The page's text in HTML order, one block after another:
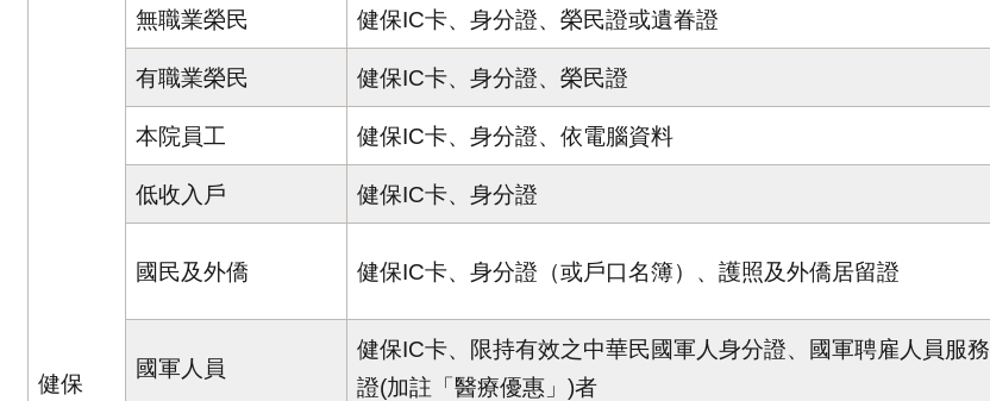
健保
無職業榮民 健保IC卡、身分證、榮民證或遺眷證
有職業榮民 健保IC卡、身分證、榮民證
本院員工 健保IC卡、身分證、依電腦資料
低收入戶 健保IC卡、身分證
國民及外僑 健保IC卡、身分證（或戶口名簿）、護照及外僑居留證
國軍人員
健保IC卡、限持有效之中華民國軍人身分證、國軍聘雇人員服務
證(加註「醫療優惠」)者